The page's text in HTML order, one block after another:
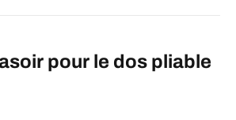
pour le dos pliable